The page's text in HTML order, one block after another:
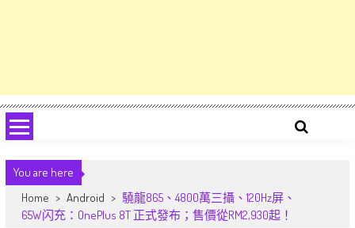
You are here
Home > Android > 驍龍865、4800萬三攝、120Hz屏、
65W闪充：OnePlus 8T 正式發布；售價從RM2,930起！